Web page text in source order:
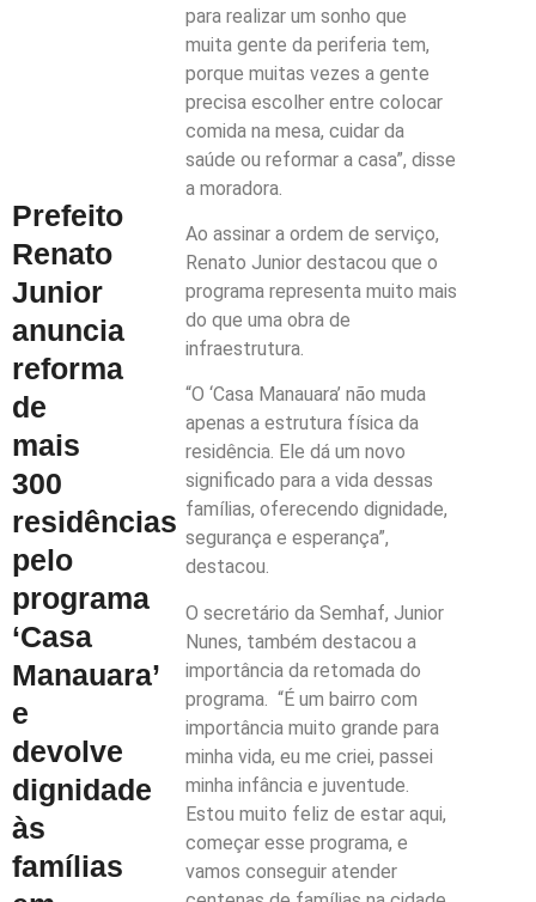
Prefeito
Renato
Junior
anuncia
reforma
de
mais
300
residências
pelo
programa
‘Casa
Manauara’
e
devolve
dignidade
às
famílias
para realizar um sonho que
muita gente da periferia tem,
porque muitas vezes a gente
precisa escolher entre colocar
comida na mesa, cuidar da
saúde ou reformar a casa”, disse
a moradora.
Ao assinar a ordem de serviço,
Renato Junior destacou que o
programa representa muito mais
do que uma obra de
infraestrutura.
“O ‘Casa Manauara’ não muda
apenas a estrutura física da
residência. Ele dá um novo
significado para a vida dessas
famílias, oferecendo dignidade,
segurança e esperança”,
destacou.
O secretário da Semhaf, Junior
Nunes, também destacou a
importância da retomada do
programa. “É um bairro com
importância muito grande para
minha vida, eu me criei, passei
minha infância e juventude.
Estou muito feliz de estar aqui,
começar esse programa, e
vamos conseguir atender